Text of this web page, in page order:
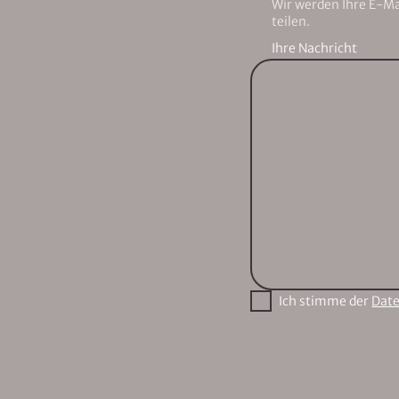
Wir werden Ihre E-
teilen.
Ihre Nachricht
Ich stimme der